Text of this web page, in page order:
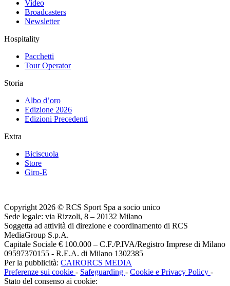
Video
Broadcasters
Newsletter
Hospitality
Pacchetti
Tour Operator
Storia
Albo d’oro
Edizione 2026
Edizioni Precedenti
Extra
Biciscuola
Store
Giro-E
Copyright 2026 © RCS Sport Spa a socio unico
Sede legale: via Rizzoli, 8 – 20132 Milano
Soggetta ad attività di direzione e coordinamento di RCS
MediaGroup S.p.A.
Capitale Sociale € 100.000 – C.F./P.IVA/Registro Imprese di Milano
09597370155 - R.E.A. di Milano 1302385
Per la pubblicità: CAIRORCS MEDIA
Preferenze sui cookie - Safeguarding - Cookie e Privacy Policy -
Stato del consenso ai cookie: